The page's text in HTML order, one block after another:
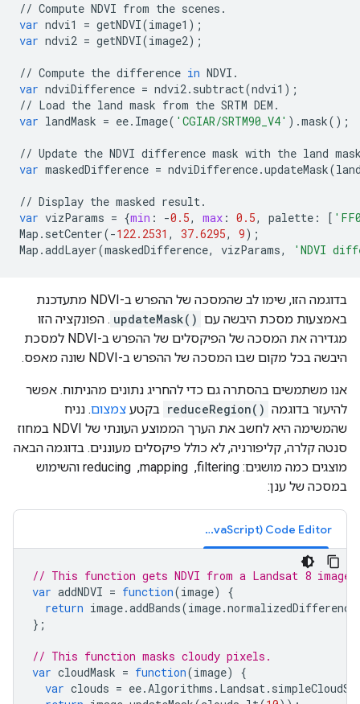
// Compute NDVI from the scenes .
var ndvi1 = getNDVI(image1 );
var ndvi2 = getNDVI(image2);
// Compute the difference in NDVI .
var ndviDifference = ndvi2. subtract(ndvi1 );
// Load the land mask from the SRTM DEM .
var landMask = ee. Image( 'CGIAR/SRTM90_V4' ) .mask();
// Update the NDVI difference mask with the land
var maskedDifference = ndviDifference.updateMask(
// Display the masked result.
var vizParams = {min : -0.5, max : 0.5, palette : [
Map . setCenter(-122.2531 , 37.6295, 9);
Map .addLayer(maskedDifference, vizParams, 'NDVI
בדוגמה הזו, שימו לב שהמסכה של ההפרש ב-NDVI מתעדכנת
באמצעות מסכת היבשה עם updateMask() . הפונקציה הזו
מגדירה את המסכה של הפיקסלים של ההפרש ב-NDVI למסכת
היבשה בכל מקום שבו המסכה של ההפרש ב-NDVI שונה מאפס.
אנו משתמשים בהסתרה גם כדי להחריג נתונים מהניתוח. אפשר
להיעזר בדוגמה reduceRegion() בקטע צמצום. נניח
שהמשימה היא לחשב את הערך הממוצע העונתי של NDVI במחוז
סנטה קלרה, קליפורניה, לא כולל פיקסלים מעוננים. בדוגמה הבאה
מוצגים כמה מושגים: filtering, ‏ mapping, ‏ reducing והשימוש
במסכה של ענן:
Code Editor‏ (JavaScript)
// This function gets NDVI from a Landsat 8 image.
var addNDVI = function(image)
{
return image.addBands(image.normalizedDifference
};
// This function masks cloudy pixels.
var cloudMask = function(image)
{
var clouds = ee.Algorithms . Landsat.